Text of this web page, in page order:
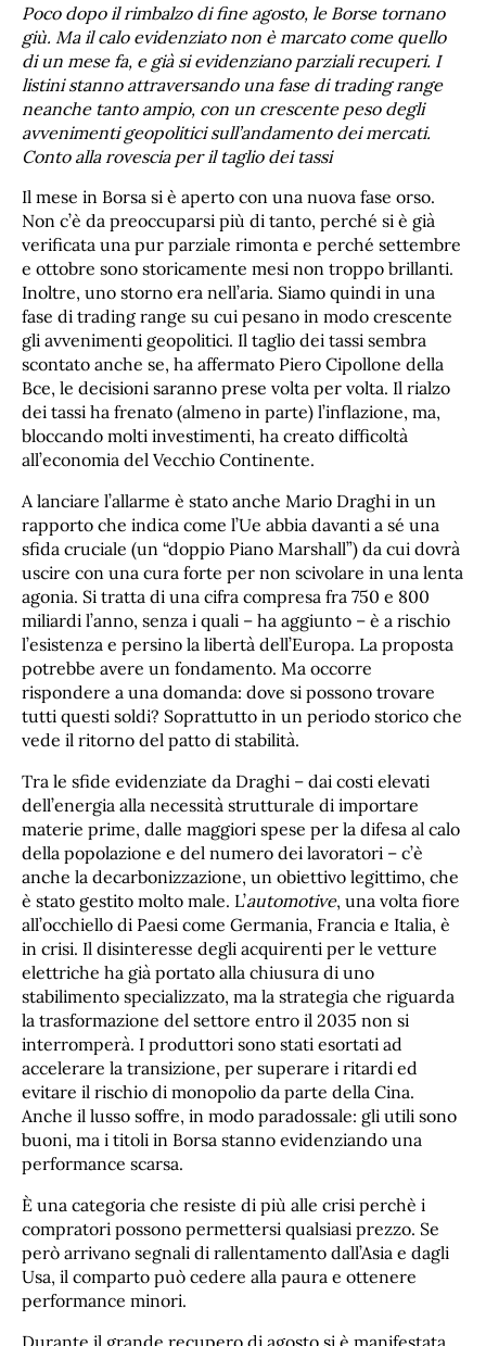
Poco dopo il rimbalzo di fine agosto, le Borse tornano
giù. Ma il calo evidenziato non è marcato come quello
di un mese fa, e già si evidenziano parziali recuperi. I
listini stanno attraversando una fase di trading range
neanche tanto ampio, con un crescente peso degli
avvenimenti geopolitici sull’andamento dei mercati.
Conto alla rovescia per il taglio dei tassi
Il mese in Borsa si è aperto con una nuova fase orso.
Non c’è da preoccuparsi più di tanto, perché si è già
verificata una pur parziale rimonta e perché settembre
e ottobre sono storicamente mesi non troppo brillanti.
Inoltre, uno storno era nell’aria. Siamo quindi in una
fase di trading range su cui pesano in modo crescente
gli avvenimenti geopolitici. Il taglio dei tassi sembra
scontato anche se, ha affermato Piero Cipollone della
Bce, le decisioni saranno prese volta per volta. Il rialzo
dei tassi ha frenato (almeno in parte) l’inflazione, ma,
bloccando molti investimenti, ha creato difficoltà
all’economia del Vecchio Continente.
A lanciare l’allarme è stato anche Mario Draghi in un
rapporto che indica come l’Ue abbia davanti a sé una
sfida cruciale (un “doppio Piano Marshall”) da cui dovrà
uscire con una cura forte per non scivolare in una lenta
agonia. Si tratta di una cifra compresa fra 750 e 800
miliardi l’anno, senza i quali – ha aggiunto – è a rischio
l’esistenza e persino la libertà dell’Europa. La proposta
potrebbe avere un fondamento. Ma occorre
rispondere a una domanda: dove si possono trovare
tutti questi soldi? Soprattutto in un periodo storico che
vede il ritorno del patto di stabilità.
Tra le sfide evidenziate da Draghi – dai costi elevati
dell’energia alla necessità strutturale di importare
materie prime, dalle maggiori spese per la difesa al calo
della popolazione e del numero dei lavoratori – c’è
anche la decarbonizzazione, un obiettivo legittimo, che
è stato gestito molto male. L’automotive, una volta fiore
all’occhiello di Paesi come Germania, Francia e Italia, è
in crisi. Il disinteresse degli acquirenti per le vetture
elettriche ha già portato alla chiusura di uno
stabilimento specializzato, ma la strategia che riguarda
la trasformazione del settore entro il 2035 non si
interromperà. I produttori sono stati esortati ad
accelerare la transizione, per superare i ritardi ed
evitare il rischio di monopolio da parte della Cina.
Anche il lusso soffre, in modo paradossale: gli utili sono
buoni, ma i titoli in Borsa stanno evidenziando una
performance scarsa.
È una categoria che resiste di più alle crisi perchè i
compratori possono permettersi qualsiasi prezzo. Se
però arrivano segnali di rallentamento dall’Asia e dagli
Usa, il comparto può cedere alla paura e ottenere
performance minori.